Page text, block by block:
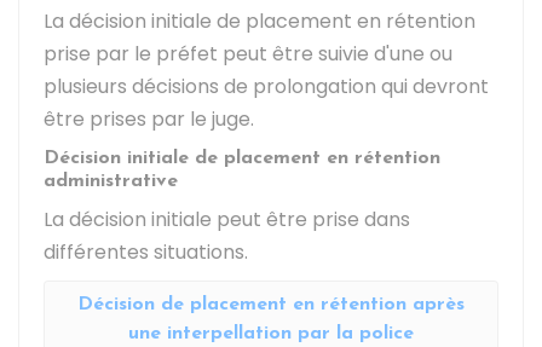
La décision initiale de placement en rétention
prise par le préfet peut être suivie d'une ou
plusieurs décisions de prolongation qui devront
être prises par le juge.
Décision initiale de placement en rétention
administrative
La décision initiale peut être prise dans
différentes situations.
Décision de placement en rétention après
une interpellation par la police